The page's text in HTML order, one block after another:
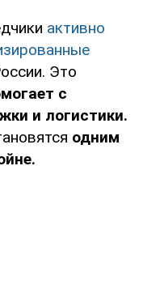
активно
Это
с
и логистики.
одним